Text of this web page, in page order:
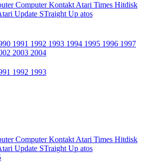
Computer Kontakt Atari Times Hitdisk
Update STraight Up atos
1991 1992 1993 1994 1995 1996 1997
2003 2004
1992 1993
Computer Kontakt Atari Times Hitdisk
Update STraight Up atos